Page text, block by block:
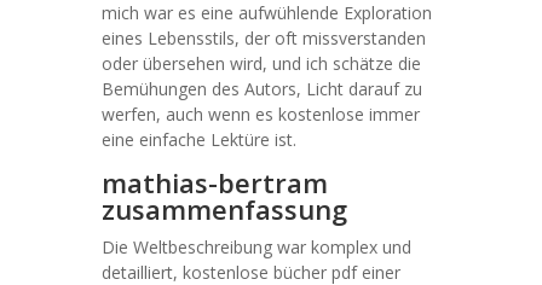
mich war es eine aufwühlende Exploration
eines Lebensstils, der oft missverstanden
oder übersehen wird, und ich schätze die
Bemühungen des Autors, Licht darauf zu
werfen, auch wenn es kostenlose immer
eine einfache Lektüre ist.
mathias-bertram
zusammenfassung
Die Weltbeschreibung war komplex und
detailliert, kostenlose bücher pdf einer